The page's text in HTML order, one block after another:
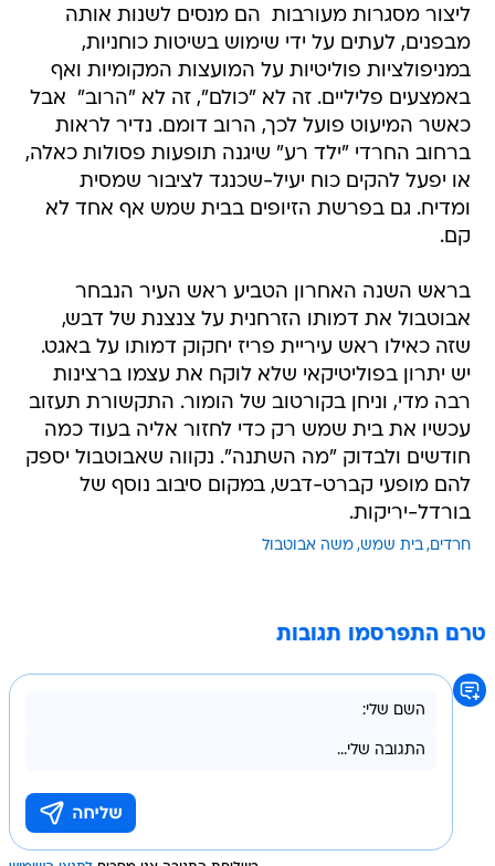
ליצור מסגרות מעורבות  הם מנסים לשנות אותה
מבפנים, לעתים על ידי שימוש בשיטות כוחניות,
במניפולציות פוליטיות על המועצות המקומיות ואף
באמצעים פליליים. זה לא "כולם", זה לא "הרוב"  אבל
כאשר המיעוט פועל לכך, הרוב דומם. נדיר לראות
ברחוב החרדי "ילד רע" שיגנה תופעות פסולות כאלה,
או יפעל להקים כוח יעיל-שכנגד לציבור שמסית
ומדיח. גם בפרשת הזיופים בבית שמש אף אחד לא
קם.
בראש השנה האחרון הטביע ראש העיר הנבחר
אבוטבול את דמותו הזרחנית על צנצנת של דבש,
שזה כאילו ראש עיריית פריז יחקוק דמותו על באגט.
יש יתרון בפוליטיקאי שלא לוקח את עצמו ברצינות
רבה מדי, וניחן בקורטוב של הומור. התקשורת תעזוב
עכשיו את בית שמש רק כדי לחזור אליה בעוד כמה
חודשים ולבדוק "מה השתנה". נקווה שאבוטבול יספק
להם מופעי קברט-דבש, במקום סיבוב נוסף של
בורדל-יריקות.
חרדים בית שמש משה אבוטבול
טרם התפרסמו תגובות